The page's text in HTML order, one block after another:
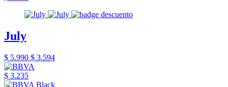
July
$ 5.990 $ 3.594
$ 3.235